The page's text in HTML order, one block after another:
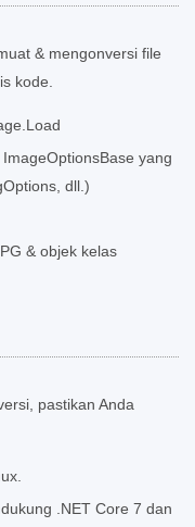
& mengonversi file
kode.
yang
dll.)
& objek kelas
pastikan Anda
.NET Core 7 dan